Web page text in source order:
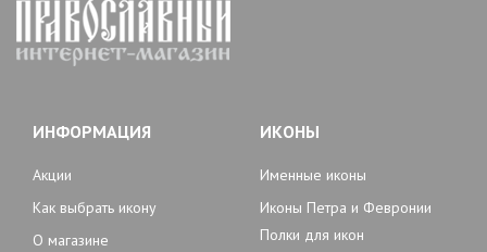
ИНФОРМАЦИЯ
Акции
Как выбрать икону
О магазине
ИКОНЫ
Именные иконы
Иконы Петра и Февронии
Полки для икон